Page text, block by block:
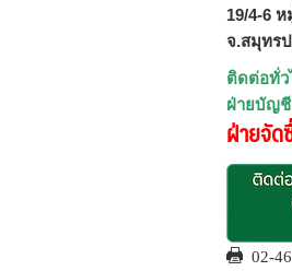
19/4-6
จ.สมุทรป
ติดต่อทั่ว
ฝ่ายบัญชี
ฝ่ายจัด
02-